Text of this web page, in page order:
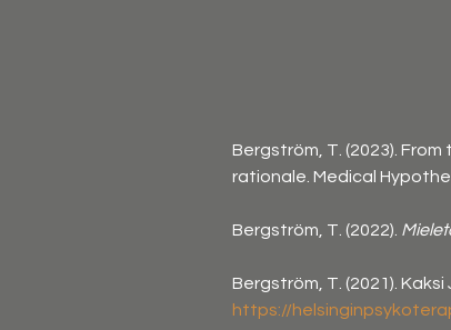
Bergström, T. (2023).
rationale. Medical
Bergström, T. (2022).
Bergström, T. (2021).
https://